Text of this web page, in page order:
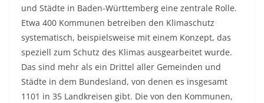
und Städte in Baden-Württemberg eine zentrale Rolle.
Etwa 400 Kommunen betreiben den Klimaschutz
systematisch, beispielsweise mit einem Konzept, das
speziell zum Schutz des Klimas ausgearbeitet wurde.
Das sind mehr als ein Drittel aller Gemeinden und
Städte in dem Bundesland, von denen es insgesamt
1101 in 35 Landkreisen gibt. Die von den Kommunen,